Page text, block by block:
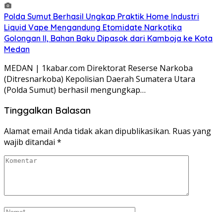
Polda Sumut Berhasil Ungkap Praktik Home Industri
Liquid Vape Mengandung Etomidate Narkotika
Golongan II, Bahan Baku Dipasok dari Kamboja ke Kota
Medan
MEDAN | 1kabar.com Direktorat Reserse Narkoba
(Ditresnarkoba) Kepolisian Daerah Sumatera Utara
(Polda Sumut) berhasil mengungkap…
Tinggalkan Balasan
Alamat email Anda tidak akan dipublikasikan. Ruas yang
wajib ditandai *